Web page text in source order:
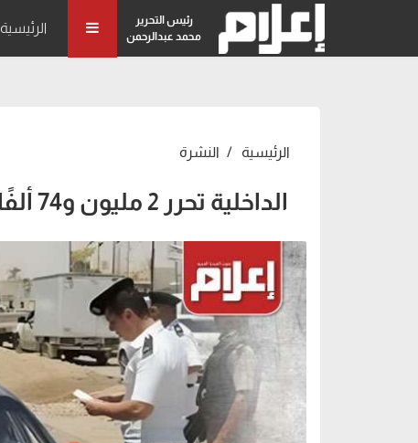
رئيس التحرير
محمد عبدالرحمن
الرئيسية
الرئيسية النشرة
الداخلية تحرر 2 مليون و74 ألفًا و667 مخالفة خلال 20 يومًا